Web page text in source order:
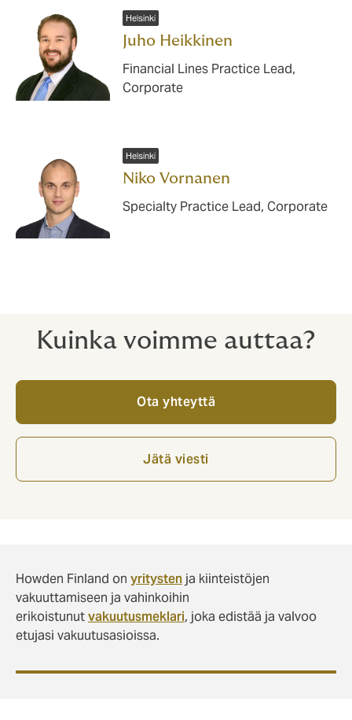
Helsinki
Juho Heikkinen
Financial Lines Practice Lead,
Corporate
Helsinki
Niko Vornanen
Specialty Practice Lead, Corporate
Kuinka voimme auttaa?
Ota yhteyttä
Jätä viesti
Howden Finland on yritysten ja kiinteistöjen
vakuuttamiseen ja vahinkoihin
erikoistunutvakuutusmeklari, joka edistää ja valvoo
etujasi vakuutusasioissa.